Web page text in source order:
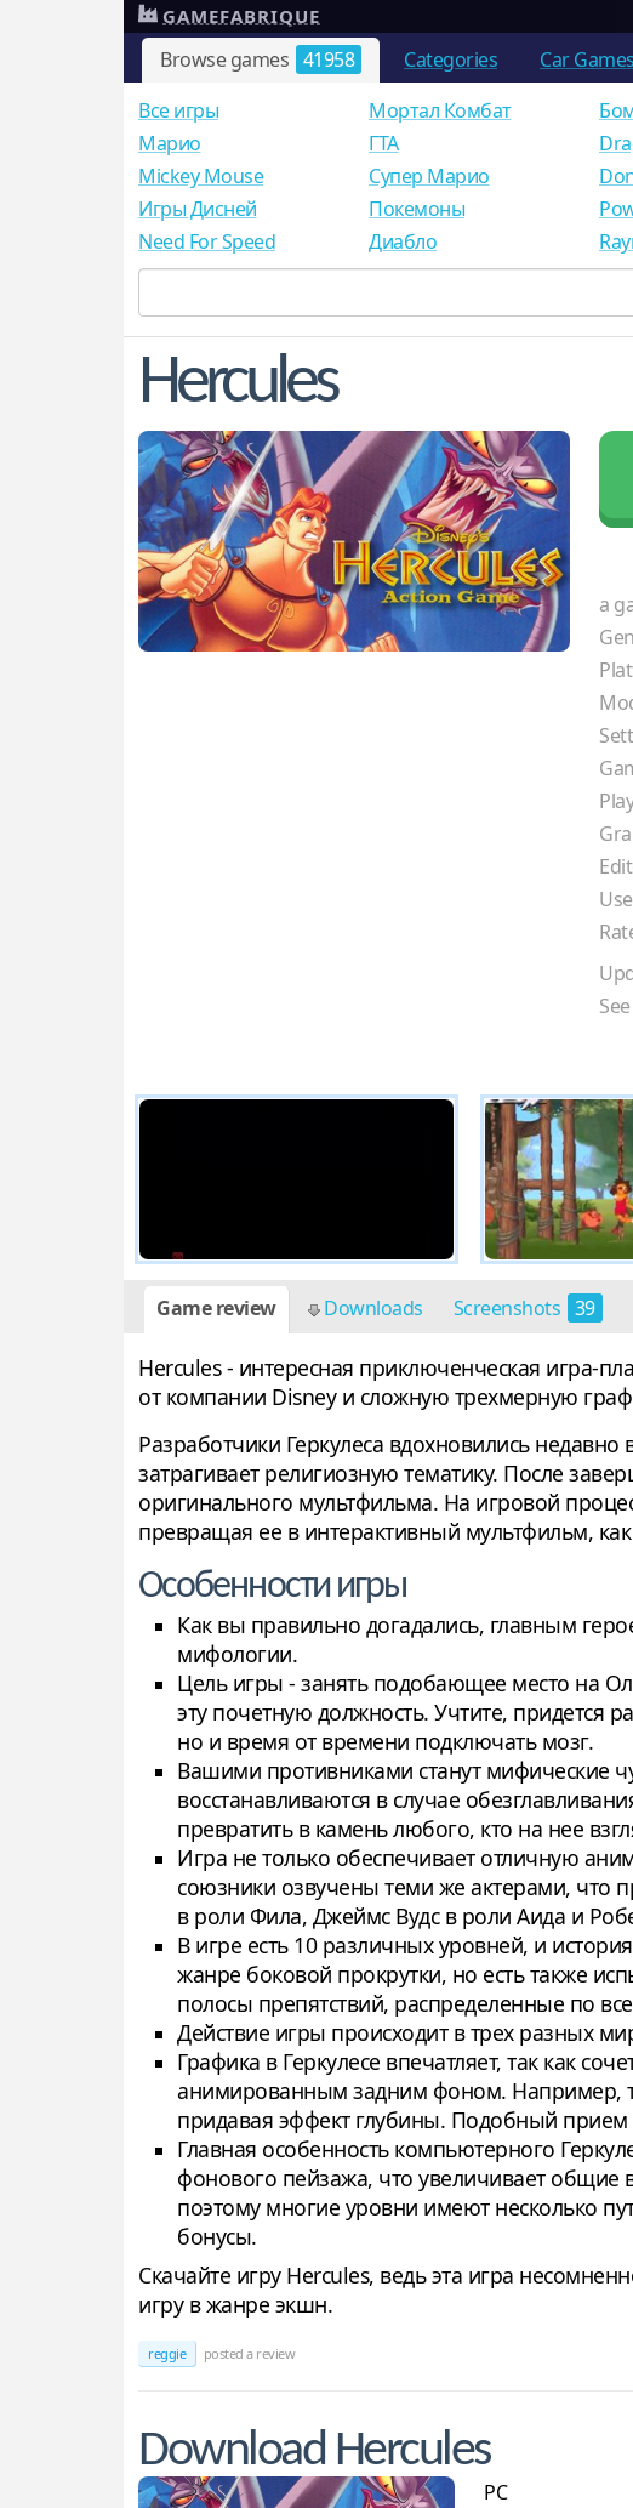
Browse games 41958 Categories Car Games
GAMEFABRIQUE
Все игры
Mарио
Mickey Mouse
Игры Дисней
Need For Speed
Мортал Комбат
ГТА
Супер Марио
Покемоны
Диабло
Hercules
a
Game review Downloads Screenshots 39
Hercules - интересная приключенческая игра-
от компании Disney и сложную трехмерную
Разработчики Геркулеса вдохновились
затрагивает религиозную тематику. После
оригинального мультфильма. На игровой
превращая ее в интерактивный мультфильм,
Особенности игры
Как вы правильно догадались, главным
мифологии.
Цель игры - занять подобающее место на
эту почетную должность. Учтите, придется
но и время от времени подключать мозг.
Вашими противниками станут мифические
восстанавливаются в случае
превратить в камень любого, кто на нее
Игра не только обеспечивает отличную
союзники озвучены теми же актерами, что
в роли Фила, Джеймс Вудс в роли Аида и
В игре есть 10 различных уровней, и
жанре боковой прокрутки, но есть также
полосы препятствий, распределенные по
Действие игры происходит в трех разных
Графика в Геркулесе впечатляет, так как
анимированным задним фоном. Например,
придавая эффект глубины. Подобный прием
Главная особенность компьютерного
фонового пейзажа, что увеличивает общие
поэтому многие уровни имеют несколько
бонусы.
Скачайте игру Hercules, ведь эта игра
игру в жанре экшн.
reggie posted a review
Download Hercules
PC